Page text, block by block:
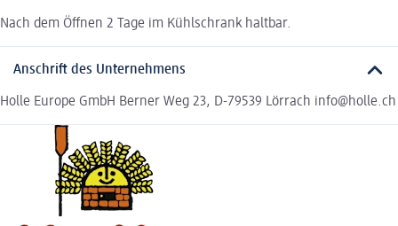
Nach dem Öffnen 2 Tage im Kühlschrank haltbar.
Anschrift des Unternehmens
Holle Europe GmbH Berner Weg 23, D-79539 Lörrach info@holle.ch